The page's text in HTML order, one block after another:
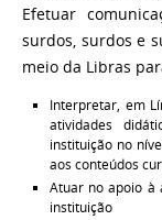
Efetuar
surdos, surdos e
meio da Libras
Interpretar, em
atividades
instituição no
aos conteúdos
Atuar no apoio à
instituição